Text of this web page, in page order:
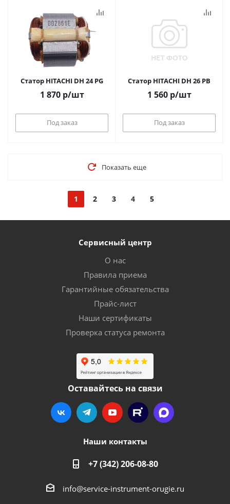
Статор HITACHI DH 24 PG
1 870р/шт
Под заказ
Статор HITACHI DH 26 PB
1 560р/шт
Под заказ
Показать еще
1 2 3 4 5
Сервисный центр
О нас
Правила приема
Гарантийные обязательства
Прайс-лист
Наши сертификаты
Проверка статуса ремонта
Оставайтесь на связи
Наши контакты
+7 (342) 206-08-80
info@service-instrument-orugie.ru